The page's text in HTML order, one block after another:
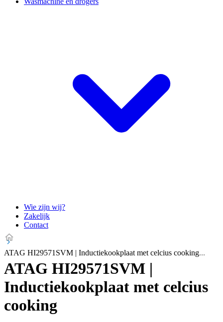
Wie zijn wij?
Zakelijk
Contact
ATAG HI29571SVM | Inductiekookplaat met celcius cooking
ATAG HI29571SVM |
Inductiekookplaat met celcius
cooking